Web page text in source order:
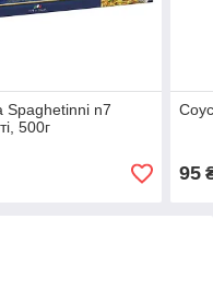
Spaghetinni n7
500г
95